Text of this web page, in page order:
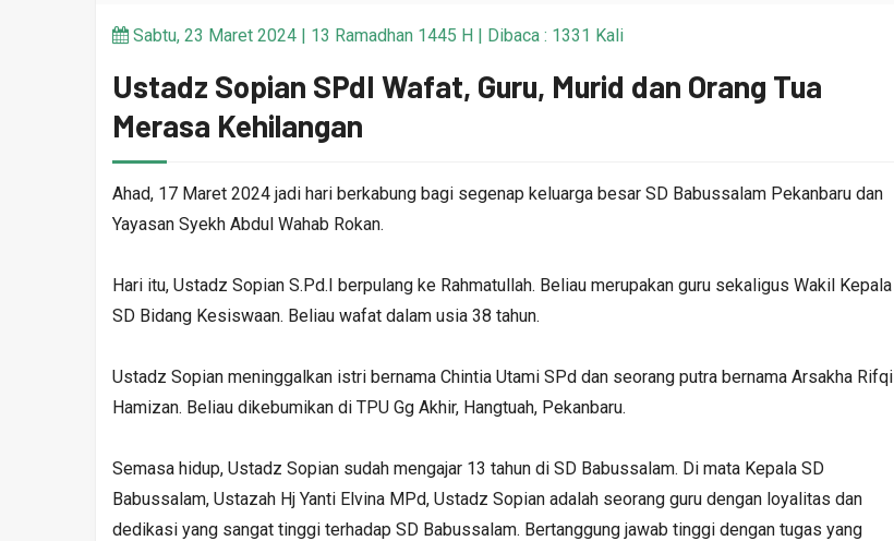
Sabtu, 23 Maret 2024 | 13 Ramadhan 1445 H | Dibaca : 1331 Kali
Ustadz Sopian SPdI Wafat, Guru, Murid dan Orang Tua
Merasa Kehilangan
Ahad, 17 Maret 2024 jadi hari berkabung bagi segenap keluarga besar SD Babussalam Pekanbaru dan
Yayasan Syekh Abdul Wahab Rokan.
Hari itu, Ustadz Sopian S.Pd.I berpulang ke Rahmatullah. Beliau merupakan guru sekaligus Wakil Kepala
SD Bidang Kesiswaan. Beliau wafat dalam usia 38 tahun.
Ustadz Sopian meninggalkan istri bernama Chintia Utami SPd dan seorang putra bernama Arsakha Rifqi
Hamizan. Beliau dikebumikan di TPU Gg Akhir, Hangtuah, Pekanbaru.
Semasa hidup, Ustadz Sopian sudah mengajar 13 tahun di SD Babussalam. Di mata Kepala SD
Babussalam, Ustazah Hj Yanti Elvina MPd, Ustadz Sopian adalah seorang guru dengan loyalitas dan
dedikasi yang sangat tinggi terhadap SD Babussalam. Bertanggung jawab tinggi dengan tugas yang